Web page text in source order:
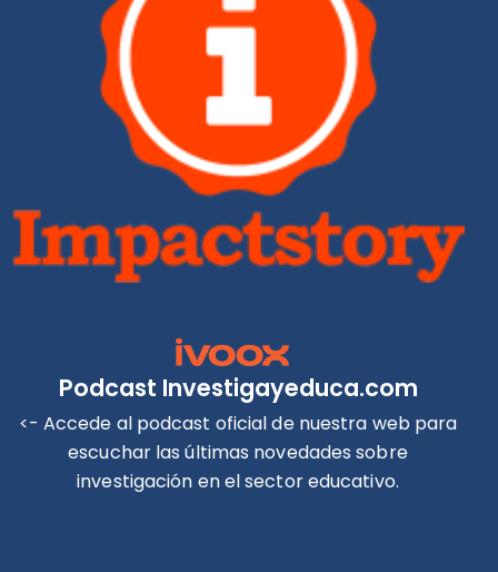
Podcast Investigayeduca.com
<- Accede al podcast oficial de nuestra web para
escuchar las últimas novedades sobre
investigación en el sector educativo.